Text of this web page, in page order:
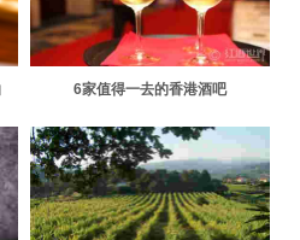
6家值得一去的香港酒吧